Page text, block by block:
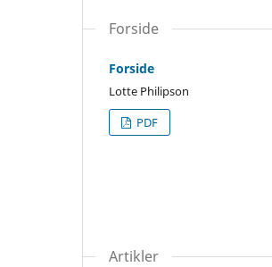
Forside
Forside
Lotte Philipson
PDF
Artikler